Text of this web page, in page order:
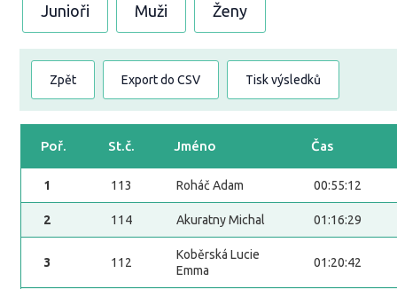
Junioři Muži Ženy
Zpět Export do CSV Tisk výsledků
Poř. St.č. Jméno Čas
1 113 Roháč Adam 00:55:12
2 114 Akuratny Michal 01:16:29
3 112
Koběrská Lucie
Emma
01:20:42